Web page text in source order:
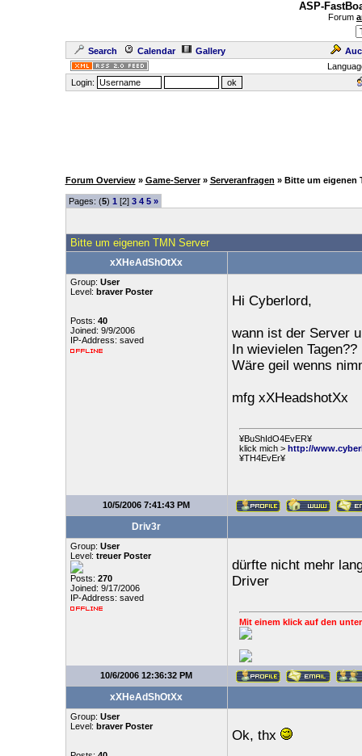
ASP-
Forum
Search Calendar Gallery
Login:
Forum Overview » Game-Server » Serveranfragen » Bitte um eigenen
Pages: (5) 1 [2] 3 4 5 »
Bitte um eigenen TMN Server
xXHeAdShOtXx
Group: User
Level: braver Poster
Posts: 40
Joined: 9/9/2006
IP-Address: saved
Hi Cyberlord,
wann ist der Server
In wievielen Tagen??
Wäre geil wenns
mfg xXHeadshotXx
¥BuShIdO4EvER¥
klick mich > http://
¥TH4EvEr¥
10/5/2006 7:41:43 PM
Driv3r
Group: User
Level: treuer Poster
Posts: 270
Joined: 9/17/2006
IP-Address: saved
dürfte nicht mehr
Driver
Mit einem klick auf den
10/6/2006 12:36:32 PM
xXHeAdShOtXx
Group: User
Level: braver Poster
Ok, thx